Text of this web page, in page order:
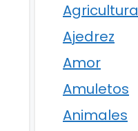
Agricultura
Ajedrez
Amor
Amuletos
Animales